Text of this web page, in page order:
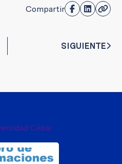
Compartir
SIGUIENTE